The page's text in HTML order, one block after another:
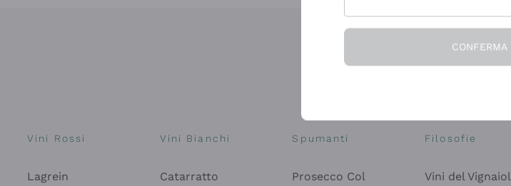
Vini Rossi
Lagrein
Vini Bianchi
Catarratto
Spumanti
Prosecco Col
Filosofie
Vini del
CONFERMA